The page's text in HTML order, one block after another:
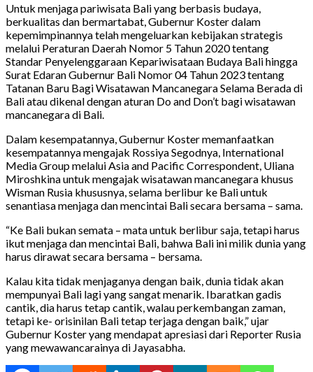
Untuk menjaga pariwisata Bali yang berbasis budaya,
berkualitas dan bermartabat, Gubernur Koster dalam
kepemimpinannya telah mengeluarkan kebijakan strategis
melalui Peraturan Daerah Nomor 5 Tahun 2020 tentang
Standar Penyelenggaraan Kepariwisataan Budaya Bali hingga
Surat Edaran Gubernur Bali Nomor 04 Tahun 2023 tentang
Tatanan Baru Bagi Wisatawan Mancanegara Selama Berada di
Bali atau dikenal dengan aturan Do and Don’t bagi wisatawan
mancanegara di Bali.
Dalam kesempatannya, Gubernur Koster memanfaatkan
kesempatannya mengajak Rossiya Segodnya, International
Media Group melalui Asia and Pacific Correspondent, Uliana
Miroshkina untuk mengajak wisatawan mancanegara khusus
Wisman Rusia khususnya, selama berlibur ke Bali untuk
senantiasa menjaga dan mencintai Bali secara bersama – sama.
“Ke Bali bukan semata – mata untuk berlibur saja, tetapi harus
ikut menjaga dan mencintai Bali, bahwa Bali ini milik dunia yang
harus dirawat secara bersama – bersama.
Kalau kita tidak menjaganya dengan baik, dunia tidak akan
mempunyai Bali lagi yang sangat menarik. Ibaratkan gadis
cantik, dia harus tetap cantik, walau perkembangan zaman,
tetapi ke- orisinilan Bali tetap terjaga dengan baik,” ujar
Gubernur Koster yang mendapat apresiasi dari Reporter Rusia
yang mewawancarainya di Jayasabha.